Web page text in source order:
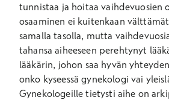
tunnistaa ja hoitaa vaihdevuosien
osaaminen ei kuitenkaan
samalla tasolla, mutta
tahansa aiheeseen perehtynyt
lääkärin, johon saa hyvän
onko kyseessä gynekologi vai
Gynekologeille tietysti aihe on